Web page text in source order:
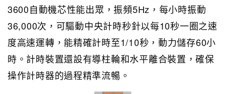
3600自動機芯性能出眾，振頻5Hz，每小時振動
36,000次，可驅動中央計時秒針以每10秒一圈之速
度高速運轉，能精確計時至1/10秒，動力儲存60小
時。計時裝置還設有導柱輪和水平離合裝置，確保
操作計時器的過程精準流暢。